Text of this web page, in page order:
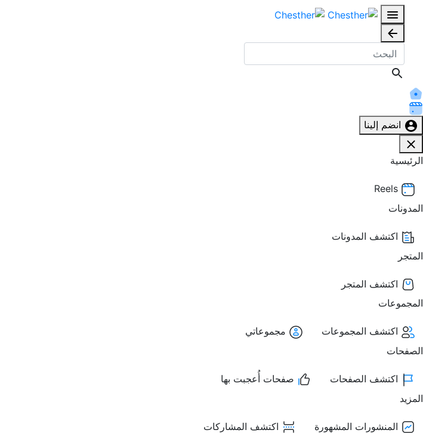
انضم إلينا
الرئيسية
المدونات
اكتشف المدونات
المتجر
اكتشف المتجر
المجموعات
اكتشف المجموعات
مجموعاتي
الصفحات
اكتشف الصفحات
صفحات أُعجبت بها
المزيد
المنشورات المشهورة
اكتشف المشاركات